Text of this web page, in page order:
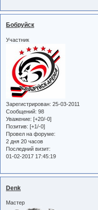
Бобруйск
Участник
Зарегистрирован: 25-03-2011
Сообщений: 98
Уважение: [+20/-0]
Позитив: [+1/-0]
Провел на форуме:
2 дня 20 часов
Последний визит:
01-02-2017 17:45:19
Denk
Мастер